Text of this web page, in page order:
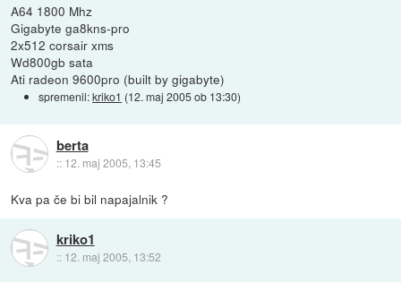
A64 1800 Mhz
Gigabyte ga8kns-pro
2x512 corsair xms
Wd800gb sata
Ati radeon 9600pro (built by gigabyte)
spremenil:kriko1 (12. maj 2005 ob 13:30)
berta
:: 12. maj 2005, 13:45
Kva pa če bi bil napajalnik ?
kriko1
:: 12. maj 2005, 13:52